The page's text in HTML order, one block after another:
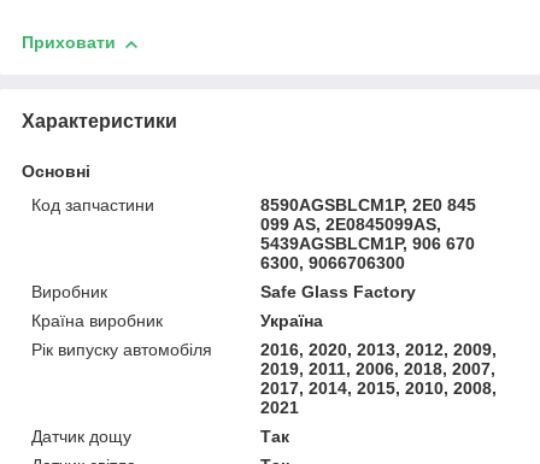
Приховати
Характеристики
Основні
Код запчастини
8590AGSBLCM1P, 2E0 845
099 AS, 2E0845099AS,
5439AGSBLCM1P, 906 670
6300, 9066706300
Виробник
Safe Glass Factory
Країна виробник
Україна
Рік випуску автомобіля
2016, 2020, 2013, 2012, 2009,
2019, 2011, 2006, 2018, 2007,
2017, 2014, 2015, 2010, 2008,
2021
Датчик дощу
Так